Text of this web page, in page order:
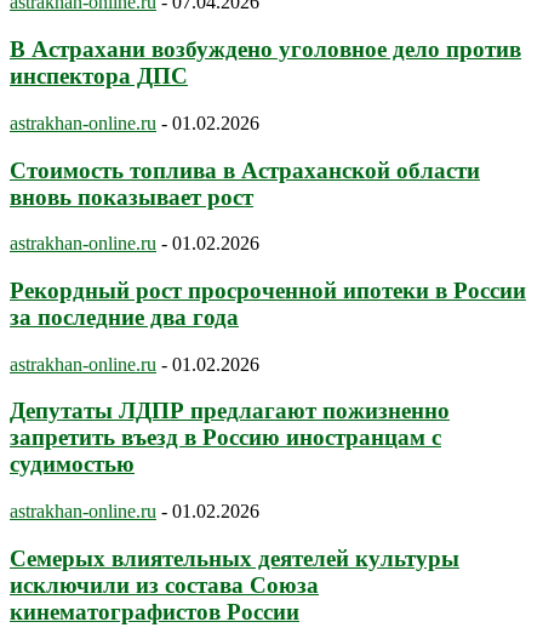
В Астрахани возбуждено уголовное дело против
инспектора ДПС
astrakhan-online.ru - 01.02.2026
Стоимость топлива в Астраханской области
вновь показывает рост
astrakhan-online.ru - 01.02.2026
Рекордный рост просроченной ипотеки в России
за последние два года
astrakhan-online.ru - 01.02.2026
Депутаты ЛДПР предлагают пожизненно
запретить въезд в Россию иностранцам с
судимостью
astrakhan-online.ru - 01.02.2026
Семерых влиятельных деятелей культуры
исключили из состава Союза
кинематографистов России